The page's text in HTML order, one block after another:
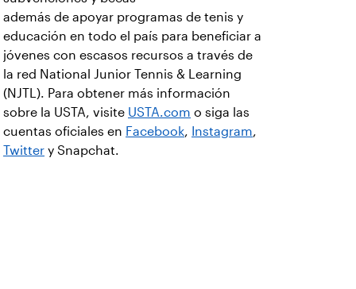
además de apoyar programas de tenis y
educación en todo el país para beneficiar a
jóvenes con escasos recursos a través de
la red National Junior Tennis & Learning
(NJTL). Para obtener más información
sobre la USTA, visite USTA.com o siga las
cuentas oficiales en Facebook, Instagram,
Twitter y Snapchat.